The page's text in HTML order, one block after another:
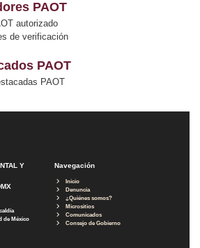
PAOT
autorizado
de verificación
PAOT
PAOT
Y
de México
Navegación
Inicio
Denuncia
¿Quiénes somos?
Micrositios
Comunicados
Consejo de Gobierno